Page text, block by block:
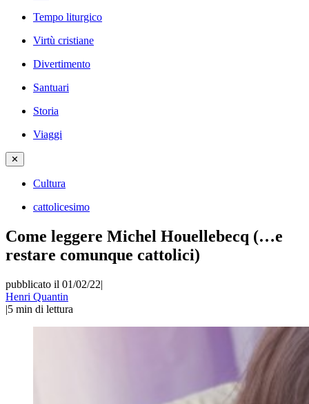
Tempo liturgico
Virtù cristiane
Divertimento
Santuari
Storia
Viaggi
✕
Cultura
cattolicesimo
Come leggere Michel Houellebecq (…e
restare comunque cattolici)
pubblicato il 01/02/22|
Henri Quantin
|5 min di lettura